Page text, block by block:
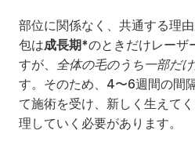
部位に関係なく、共通する理
包は成長期*のときだけレーザ
すが、
全体の毛のうち一部だ
す。そのため、4〜6週間の間
て施術を受け、新しく生えて
理していく必要があります。